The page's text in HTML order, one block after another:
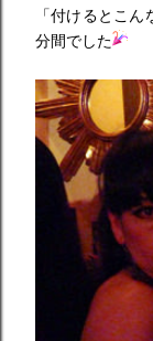
「付けるとこ
分間でした